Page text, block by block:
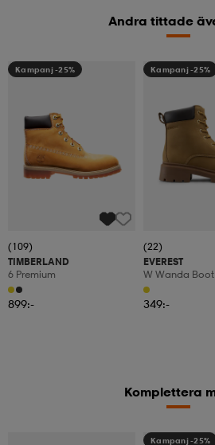
Andra tittade
Kampanj -25%
(109)
TIMBERLAND
6 Premium
899:-
Kampanj -25%
(22)
EVEREST
W Wanda Boot
349:-
Komplettera
Kampanj -25%